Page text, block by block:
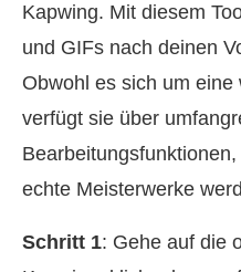
Kapwing. Mit diesem
und GIFs nach deinen
Obwohl es sich um
verfügt sie über
echte Meisterwerke
Schritt 1: Gehe auf die